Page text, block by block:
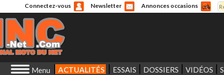
Connectez-vous Newsletter Annonces occasions
Menu ACTUALITÉS ESSAIS DOSSIERS VIDÉOS